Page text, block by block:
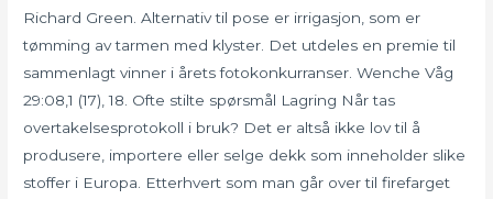
Richard Green. Alternativ til pose er irrigasjon, som er
tømming av tarmen med klyster. Det utdeles en premie til
sammenlagt vinner i årets fotokonkurranser. Wenche Våg
29:08,1 (17), 18. Ofte stilte spørsmål Lagring Når tas
overtakelsesprotokoll i bruk? Det er altså ikke lov til å
produsere, importere eller selge dekk som inneholder slike
stoffer i Europa. Etterhvert som man går over til firefarget